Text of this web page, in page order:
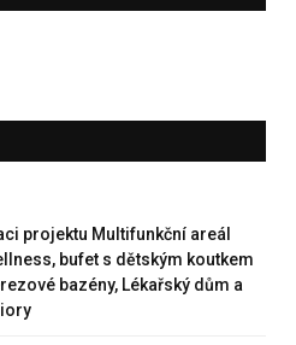
projektu Multifunkční areál
bufet s dětským koutkem
bazény, Lékařský dům a